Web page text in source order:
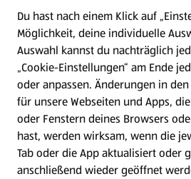
Presse
Hilfe & Kontakt
(öffnet in einem neuen Tab)
Unternehmen
Folge uns hier:
Du hast nach einem Klick auf
Möglichkeit, deine individuelle
Auswahl kannst du nachträglich
„Cookie-Einstellungen“ am Ende
oder anpassen. Änderungen in
für unsere Webseiten und Apps,
oder Fenstern deines Browsers
hast, werden wirksam, wenn die
Tab oder die App aktualisiert oder
anschließend wieder geöffnet